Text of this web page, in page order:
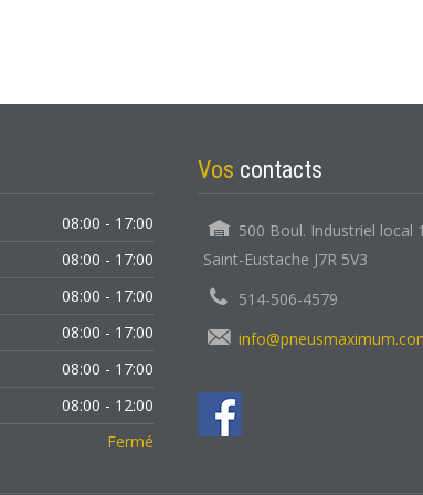
08:00 - 17:00
08:00 - 17:00
08:00 - 17:00
08:00 - 17:00
08:00 - 17:00
08:00 - 12:00
Fermé
Vos contacts
500 Boul. Industriel local
Saint-Eustache J7R 5V3
514-506-4579